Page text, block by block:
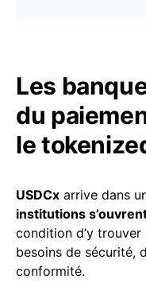
Les
du
le
USDCx arrive dans
institutions
condition d’y trouver
besoins de sécurité,
conformité.